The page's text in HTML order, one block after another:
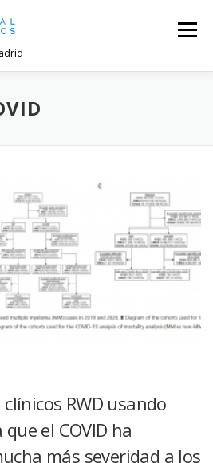
Menú
RWD usando
el COVID ha
más severidad a los